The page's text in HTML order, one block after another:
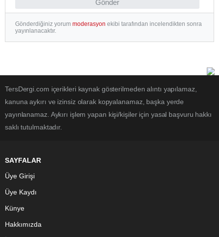
Gönder
Gönderdiğiniz yorum moderasyon ekibi tarafından incelendikten sonra
yayınlanacaktır.
TersDergi.com içerikleri kaynak gösterilmeden alıntı yapılamaz,
kanuna aykırı ve izinsiz olarak kopyalanamaz, başka yerde
yayınlanamaz. Aykırı işlem yapan kişi/kişiler için yasal başvuru hakkı
saklı tutulmaktadır.
SAYFALAR
Üye Girişi
Üye Kaydı
Künye
Hakkımızda